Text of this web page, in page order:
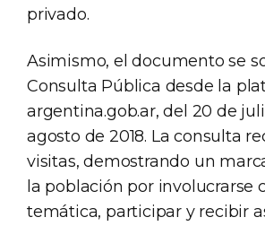
privado.
Asimismo, el documento se
Consulta Pública desde la
argentina.gob.ar, del 20 de
agosto de 2018. La consulta
visitas, demostrando un
la población por involucrarse
temática, participar y recibir